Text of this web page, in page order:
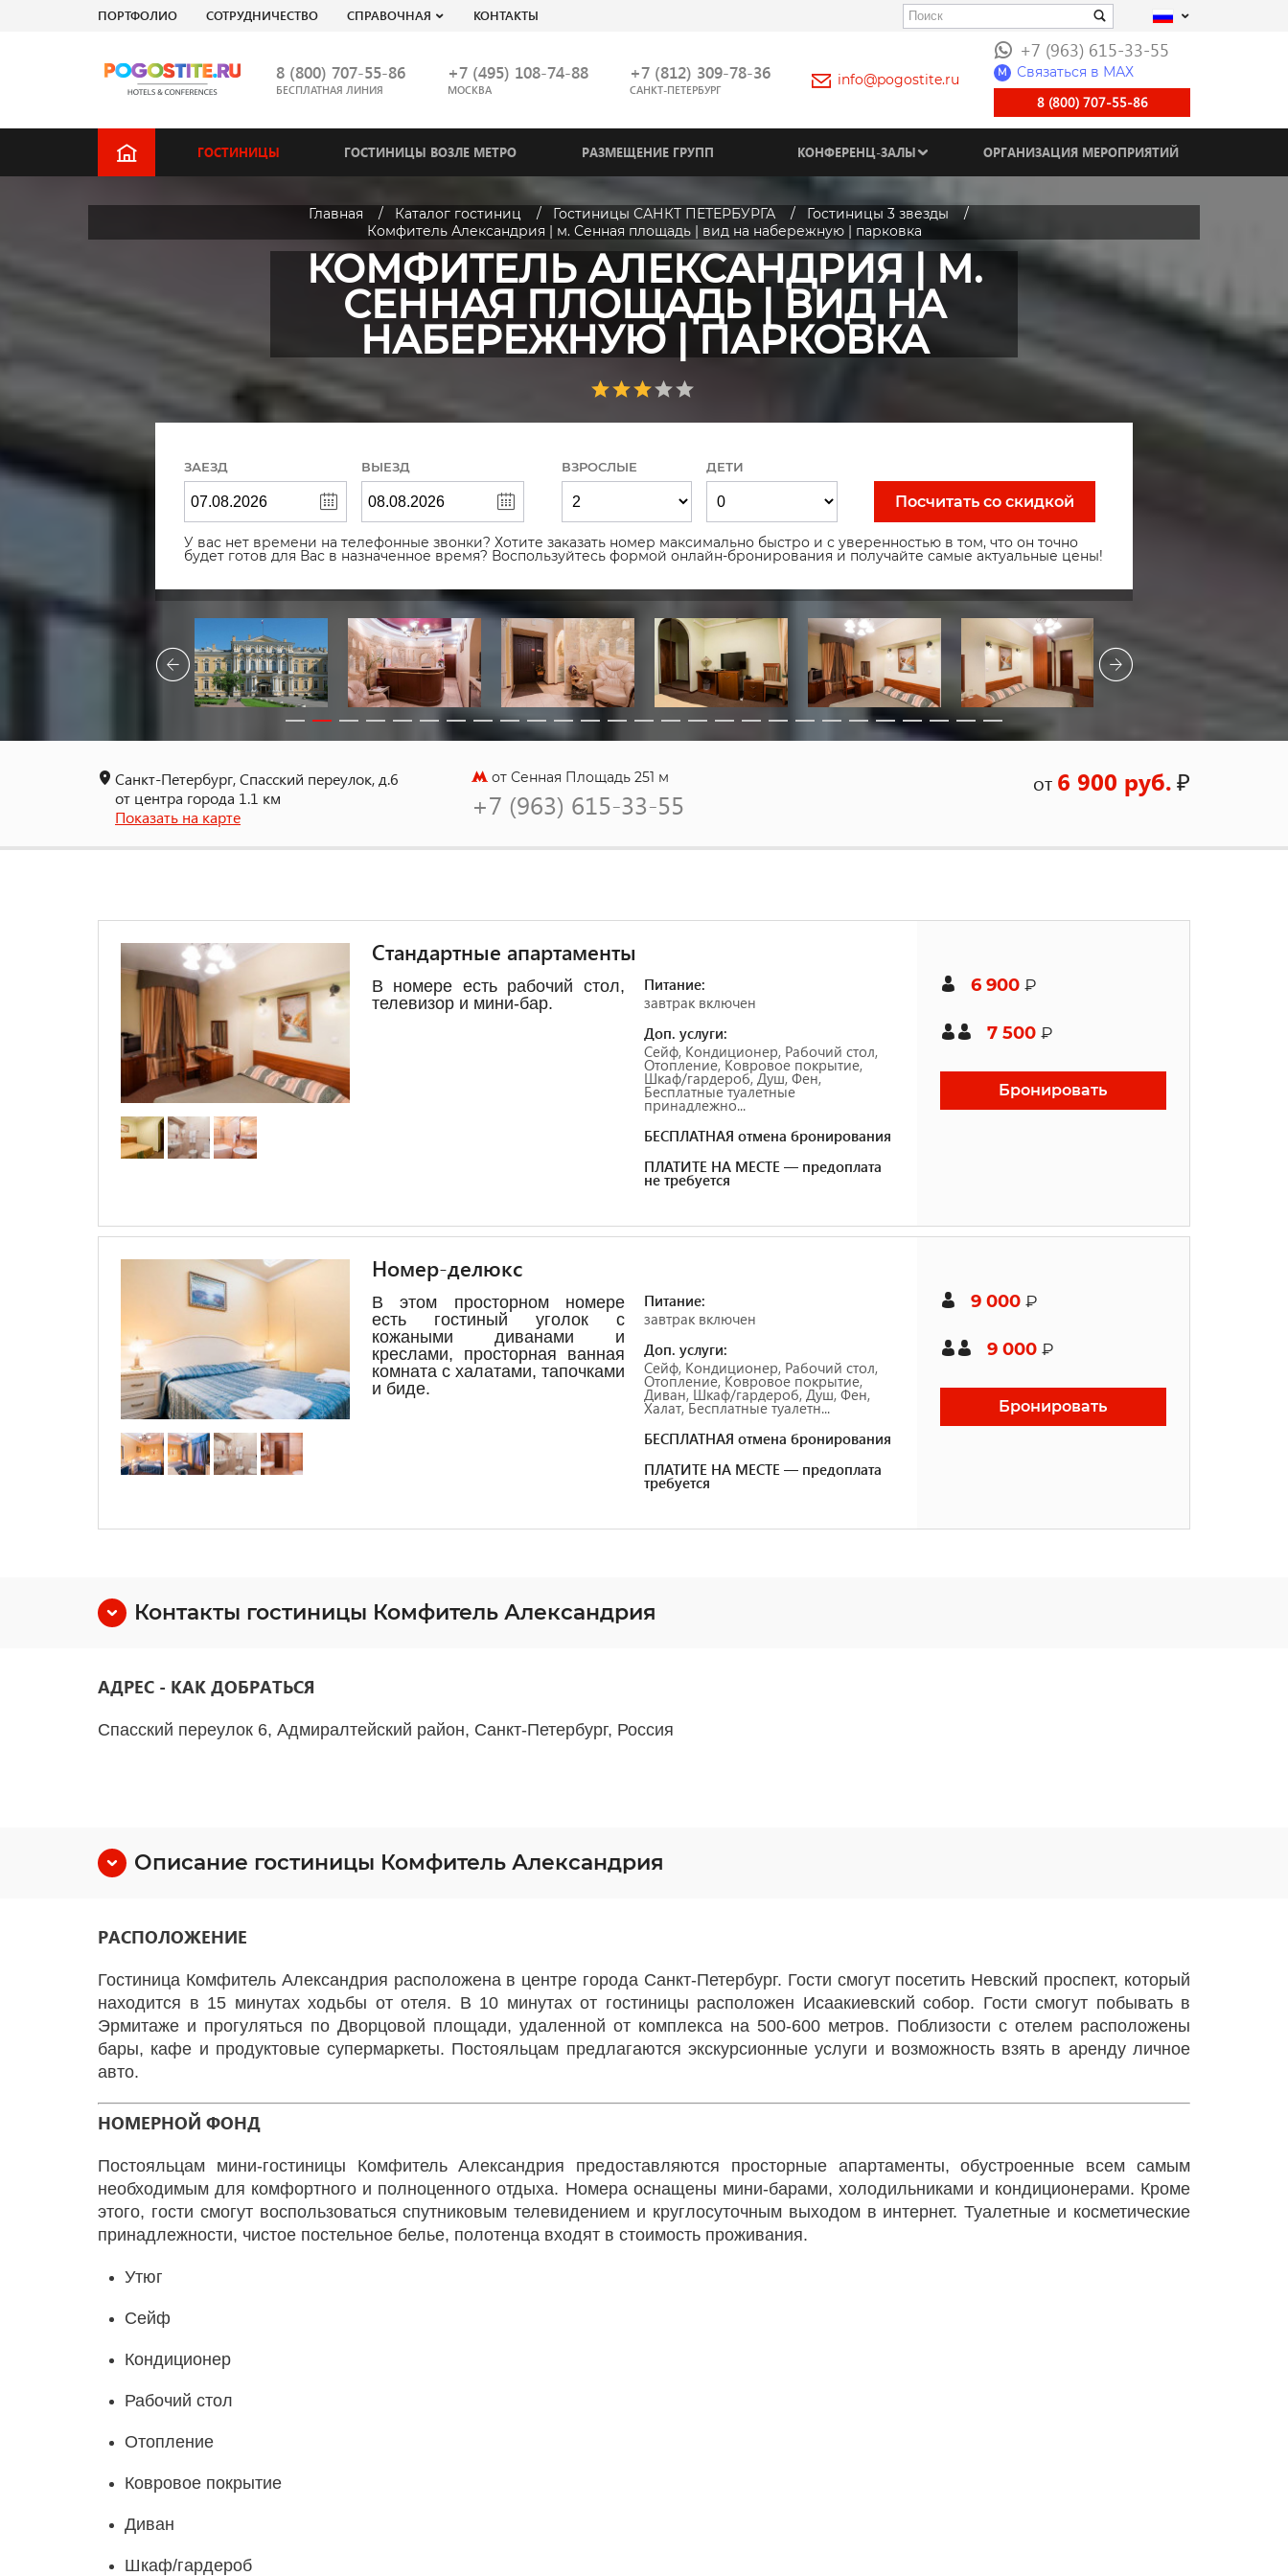
ПОРТФОЛИО СОТРУДНИЧЕСТВО СПРАВОЧНАЯ КОНТАКТЫ
8 (800) 707-55-86
БЕСПЛАТНАЯ ЛИНИЯ
+7 (495) 108-74-88
МОСКВА
+7 (812) 309-78-36
САНКТ-ПЕТЕРБУРГ
info@pogostite.ru
+7 (963) 615-33-55
M Связаться в МАХ
8 (800) 707-55-86
ГОСТИНИЦЫ ГОСТИНИЦЫ ВОЗЛЕ МЕТРО РАЗМЕЩЕНИЕ ГРУПП КОНФЕРЕНЦ-ЗАЛЫ ОРГАНИЗАЦИЯ МЕРОПРИЯТИЙ
Главная Каталог гостиниц Гостиницы САНКТ ПЕТЕРБУРГА
Гостиницы 3 звезды
Комфитель Александрия | м. Сенная площадь | вид на набережную | парковка
КОМФИТЕЛЬ АЛЕКСАНДРИЯ | М.
СЕННАЯ ПЛОЩАДЬ | ВИД НА
НАБЕРЕЖНУЮ | ПАРКОВКА
ЗАЕЗД ВЫЕЗД ВЗРОСЛЫЕ ДЕТИ
Посчитать со скидкой
У вас нет времени на телефонные звонки? Хотите заказать номер максимально быстро и с уверенностью в том, что он точно
будет готов для Вас в назначенное время? Воспользуйтесь формой онлайн-бронирования и получайте самые актуальные цены!
Санкт-Петербург, Спасский переулок, д.6
от центра города 1.1 км
Показать на карте
от Сенная Площадь 251 м
+7 (963) 615-33-55
от 6 900 руб.₽
Стандартные апартаменты
В номере есть рабочий стол,
телевизор и мини-бар.
Питание:
завтрак включен
Доп. услуги:
Сейф, Кондиционер, Рабочий стол,
Отопление, Ковровое покрытие,
Шкаф/гардероб, Душ, Фен,
Бесплатные туалетные
принадлежно...
БЕСПЛАТНАЯ отмена бронирования
ПЛАТИТЕ НА МЕСТЕ — предоплата
не требуется
6 900 ₽
7 500 ₽
Бронировать
Номер-делюкс
В этом просторном номере
есть гостиный уголок с
кожаными диванами и
креслами, просторная ванная
комната с халатами, тапочками
и биде.
Питание:
завтрак включен
Доп. услуги:
Сейф, Кондиционер, Рабочий стол,
Отопление, Ковровое покрытие,
Диван, Шкаф/гардероб, Душ, Фен,
Халат, Бесплатные туалетн...
БЕСПЛАТНАЯ отмена бронирования
ПЛАТИТЕ НА МЕСТЕ — предоплата
требуется
9 000 ₽
9 000 ₽
Бронировать
Контакты гостиницы Комфитель Александрия
АДРЕС - КАК ДОБРАТЬСЯ
Спасский переулок 6, Адмиралтейский район, Санкт-Петербург, Россия
Описание гостиницы Комфитель Александрия
РАСПОЛОЖЕНИЕ
Гостиница Комфитель Александрия расположена в центре города Санкт-Петербург. Гости смогут посетить Невский проспект, который
находится в 15 минутах ходьбы от отеля. В 10 минутах от гостиницы расположен Исаакиевский собор. Гости смогут побывать в
Эрмитаже и прогуляться по Дворцовой площади, удаленной от комплекса на 500-600 метров. Поблизости с отелем расположены
бары, кафе и продуктовые супермаркеты. Постояльцам предлагаются экскурсионные услуги и возможность взять в аренду личное
авто.
НОМЕРНОЙ ФОНД
Постояльцам мини-гостиницы Комфитель Александрия предоставляются просторные апартаменты, обустроенные всем самым
необходимым для комфортного и полноценного отдыха. Номера оснащены мини-барами, холодильниками и кондиционерами. Кроме
этого, гости смогут воспользоваться спутниковым телевидением и круглосуточным выходом в интернет. Туалетные и косметические
принадлежности, чистое постельное белье, полотенца входят в стоимость проживания.
Утюг
Сейф
Кондиционер
Рабочий стол
Отопление
Ковровое покрытие
Диван
Шкаф/гардероб